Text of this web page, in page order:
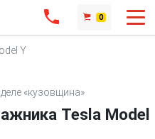
0
Y
«кузовщина»
Tesla Model